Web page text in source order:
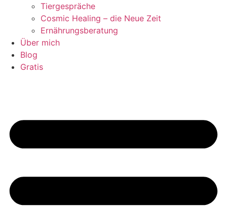
Tiergespräche
Cosmic Healing – die Neue Zeit
Ernährungsberatung
Über mich
Blog
Gratis